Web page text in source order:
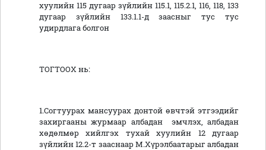
хуулийн 115 дугаар зүйлийн 115.1, 115.2.1, 116, 118, 133
дугаар зүйлийн 133.1.1-д заасныг тус тус
удирдлага болгон
ТОГТООХ нь:
1.Согтуурах мансуурах донтой өвчтэй этгээдийг
захиргааны журмаар албадан эмчлэх, албадан
хөдөлмөр хийлгэх тухай хуулийн 12 дугаар
зүйлийн 12.2-т зааснаар М.Хүрэлбаатарыг албадан